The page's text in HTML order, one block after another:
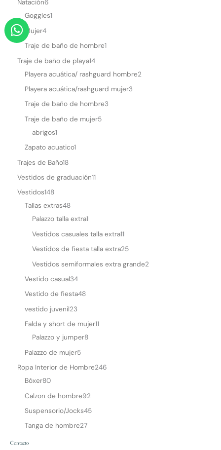
W
h
t
p
p
Natación6
Goggles1
Mujer4
Traje de baño de hombre1
Traje de baño de playa14
Playera acuática/ rashguard hombre2
Playera acuática/rashguard mujer3
Traje de baño de hombre3
Traje de baño de mujer5
abrigos1
Zapato acuatico1
Trajes de Baño18
Vestidos de graduación11
Vestidos148
Tallas extras48
Palazzo talla extra1
Vestidos casuales talla extra11
Vestidos de fiesta talla extra25
Vestidos semiformales extra grande2
Vestido casual34
Vestido de fiesta48
vestido juvenil23
Falda y short de mujer11
Palazzo y jumper8
Palazzo de mujer5
Ropa Interior de Hombre246
Bóxer80
Calzon de hombre92
Suspensorio/Jocks45
Tanga de hombre27
Contacto